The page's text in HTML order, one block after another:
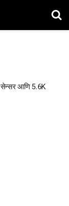
सेन्सर आणि 5.6K